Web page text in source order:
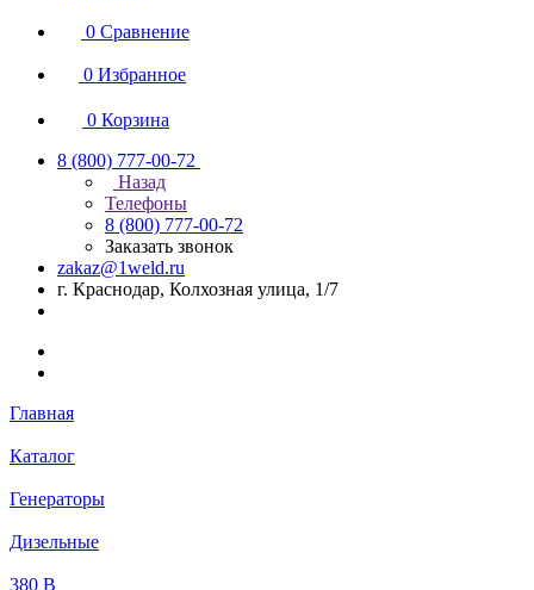
0 Сравнение
0 Избранное
0 Корзина
8 (800) 777-00-72
Назад
Телефоны
8 (800) 777-00-72
Заказать звонок
zakaz@1weld.ru
г. Краснодар, Колхозная улица, 1/7
Главная
Каталог
Генераторы
Дизельные
380 В